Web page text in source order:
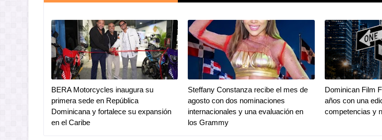
BERA Motorcycles inaugura su
primera sede en República
Dominicana y fortalece su expansión
en el Caribe
Steffany Constanza recibe el mes de
agosto con dos nominaciones
internacionales y una evaluación en
los Grammy
Dominican Film
años con una
competencias y